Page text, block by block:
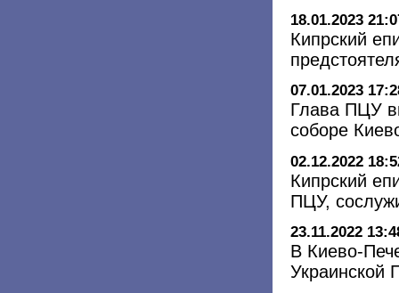
18.01.2023
Кипрский
07.01.2023
Глава ПЦУ
соборе
02.12.2022
Кипрский
ПЦУ,
23.11.2022
В Киево-
Украинской